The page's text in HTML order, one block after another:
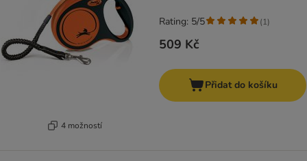
4 možností
509 Kč
Rating: 5/5 (1)
Přidat do košíku